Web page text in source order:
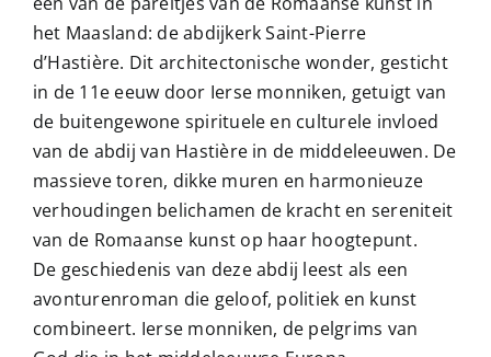
het Maasland: de abdijkerk Saint-Pierre
d’Hastière. Dit architectonische wonder, gesticht
in de 11e eeuw door Ierse monniken, getuigt van
de buitengewone spirituele en culturele invloed
van de abdij van Hastière in de middeleeuwen. De
massieve toren, dikke muren en harmonieuze
verhoudingen belichamen de kracht en sereniteit
van de Romaanse kunst op haar hoogtepunt.
De geschiedenis van deze abdij leest als een
avonturenroman die geloof, politiek en kunst
combineert. Ierse monniken, de pelgrims van